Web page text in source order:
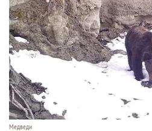
Медведи